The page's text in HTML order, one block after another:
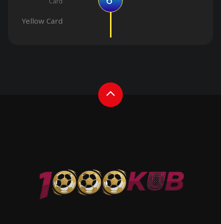
Yellow Card